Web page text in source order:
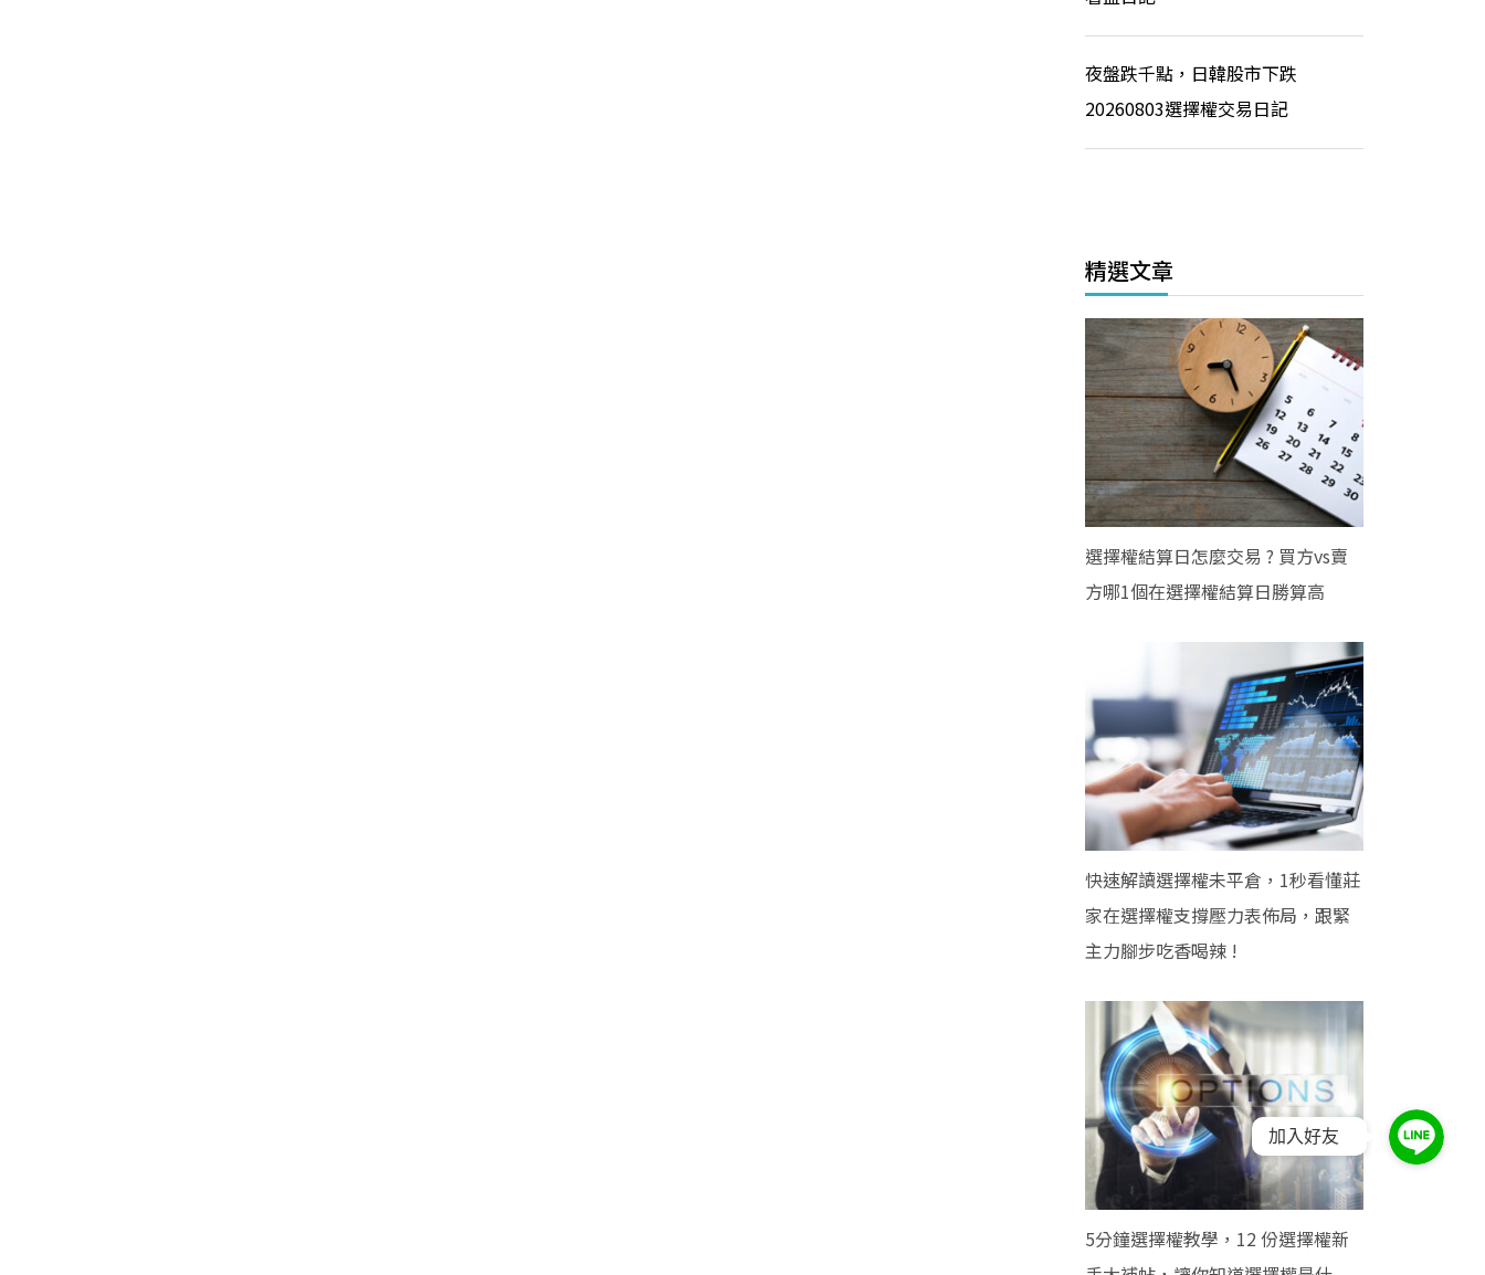
夜盤跌千點，日韓股市下跌
20260803選擇權交易日記
精選文章
選擇權結算日怎麼交易 ? 買方vs賣
方哪1個在選擇權結算日勝算高
快速解讀選擇權未平倉，1秒看懂莊
家在選擇權支撐壓力表佈局，跟緊
主力腳步吃香喝辣 !
5分鐘選擇權教學，12 份選擇權新
加入好友